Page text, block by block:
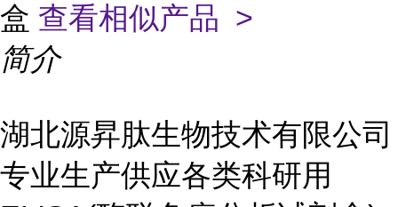
盒 查看相似产品 >
简介
湖北源昇肽生物技术有限公司
专业生产供应各类科研用